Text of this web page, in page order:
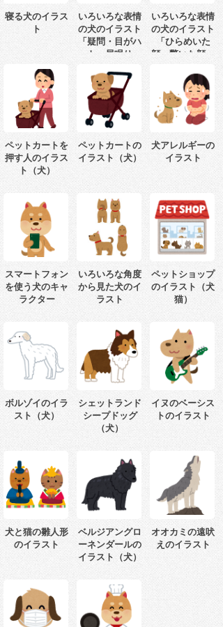
寝る犬のイラス
ト
いろいろな表情
の犬のイラスト
「疑問・目がハ
ート・居眠り・
いろいろな表情
の犬のイラスト
「ひらめいた
顔・驚いた顔・
だ顔」
ペットカートを
押す人のイラス
ト（犬）
ペットカートの
イラスト（犬）
犬アレルギーの
イラスト
スマートフォン
を使う犬のキャ
ラクター
いろいろな角度
から見た犬のイ
ラスト
ペットショップ
のイラスト（犬
猫）
ボルゾイのイラ
スト（犬）
シェットランド
シープドッグ
（犬）
イヌのベーシス
トのイラスト
犬と猫の雛人形
のイラスト
ベルジアングロ
ーネンダールの
イラスト（犬）
オオカミの遠吠
えのイラスト